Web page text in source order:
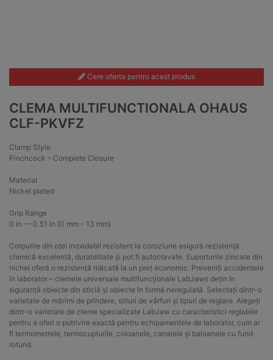
Cere oferta pentru acest produs
CLEMA MULTIFUNCTIONALA OHAUS
CLF-PKVFZ
Clamp Style
Pinchcock – Complete Closure
Material
Nickel plated
Grip Range
0 in — 0.51 in (0 mm – 13 mm)
Corpurile din oțel inoxidabil rezistent la coroziune asigură rezistență
chimică excelentă, durabilitate și pot fi autoclavate. Suporturile zincate din
nichel oferă o rezistență ridicată la un preț economic. Preveniți accidentele
în laborator – clemele universale multifuncționale LabJaws dețin în
siguranță obiecte din sticlă și obiecte în formă neregulată. Selectați dintr-o
varietate de mărimi de prindere, stiluri de vârfuri și tipuri de reglare. Alegeți
dintr-o varietate de cleme specializate LabJaw cu caracteristici reglabile
pentru a oferi o potrivire exactă pentru echipamentele de laborator, cum ar
fi termometrele, termocuplurile, coloanele, canalele și baloanele cu fund
rotund.